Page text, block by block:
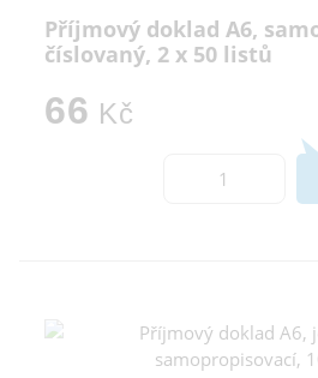
Příjmový doklad A6,
číslovaný, 2 x 50 listů
66 Kč
Odmítnout